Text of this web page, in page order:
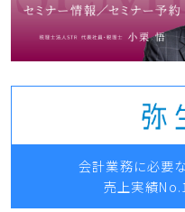
会計業務に必要
売上実績